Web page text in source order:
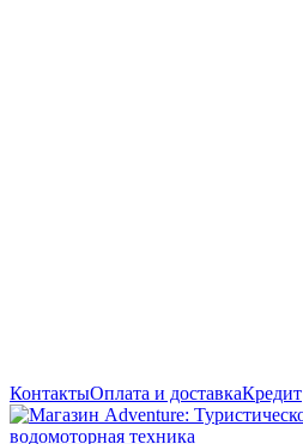
КонтактыОплата и доставкаКредит